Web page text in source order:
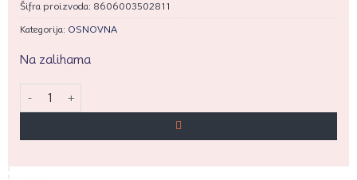
Šifra proizvoda: 8606003502811
Kategorija: OSNOVNA
Na zalihama